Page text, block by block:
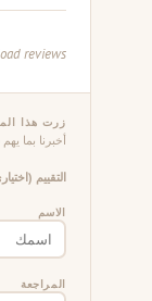
reviews.
زرت هذا
أخبرنا بما
التقييم
الاسم
المراجعة